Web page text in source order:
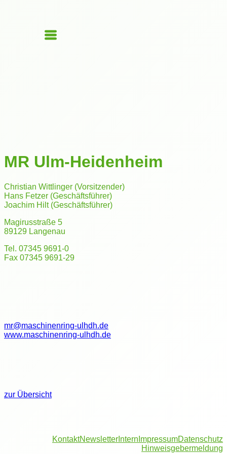
MR Ulm-Heidenheim
Christian Wittlinger (Vorsitzender)
Hans Fetzer (Geschäftsführer)
Joachim Hilt (Geschäftsführer)
Magirusstraße 5
89129 Langenau
Tel. 07345 9691-0
Fax 07345 9691-29
mr@maschinenring-ulhdh.de
www.maschinenring-ulhdh.de
zur Übersicht
KontaktNewsletter Intern ImpressumDatenschutz
Hinweisgebermeldung